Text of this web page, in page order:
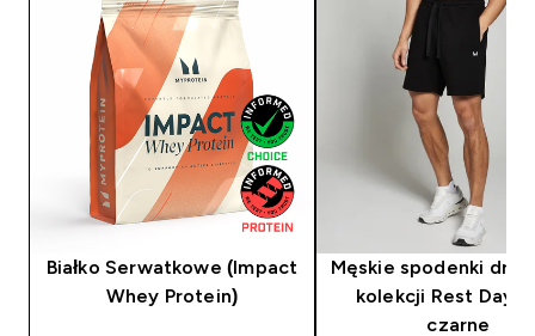
Białko Serwatkowe (Impact
Whey Protein)
Męskie spodenki
kolekcji Rest Day
czarne